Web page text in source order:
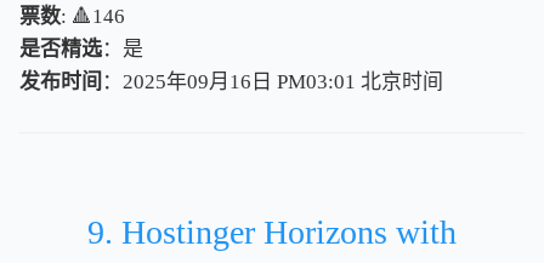
票数: 🔺146
是否精选：是
发布时间 ：2025年09月16日 PM03:01 北京时间
北京时间
9. Hostinger Horizons with